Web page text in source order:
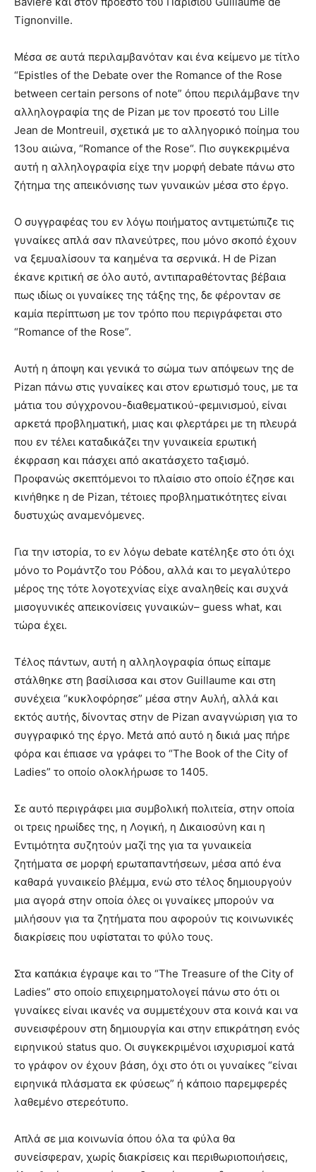
Tignonville.
Μέσα σε αυτά περιλαμβανόταν και ένα κείμενο με τίτλο
“Epistles of the Debate over the Romance of the Rose
between certain persons of note” όπου περιλάμβανε την
αλληλογραφία της de Pizan με τον προεστό του Lille
Jean de Montreuil, σχετικά με το αλληγορικό ποίημα του
13ου αιώνα, “Romance of the Rose“. Πιο συγκεκριμένα
αυτή η αλληλογραφία είχε την μορφή debate πάνω στο
ζήτημα της απεικόνισης των γυναικών μέσα στο έργο.
Ο συγγραφέας του εν λόγω ποιήματος αντιμετώπιζε τις
γυναίκες απλά σαν πλανεύτρες, που μόνο σκοπό έχουν
να ξεμυαλίσουν τα καημένα τα σερνικά. Η de Pizan
έκανε κριτική σε όλο αυτό, αντιπαραθέτοντας βέβαια
πως ιδίως οι γυναίκες της τάξης της, δε φέρονταν σε
καμία περίπτωση με τον τρόπο που περιγράφεται στο
“Romance of the Rose”.
Αυτή η άποψη και γενικά το σώμα των απόψεων της de
Pizan πάνω στις γυναίκες και στον ερωτισμό τους, με τα
μάτια του σύγχρονου-διαθεματικού-φεμινισμού, είναι
αρκετά προβληματική, μιας και φλερτάρει με τη πλευρά
που εν τέλει καταδικάζει την γυναικεία ερωτική
έκφραση και πάσχει από ακατάσχετο ταξισμό.
Προφανώς σκεπτόμενοι το πλαίσιο στο οποίο έζησε και
κινήθηκε η de Pizan, τέτοιες προβληματικότητες είναι
δυστυχώς αναμενόμενες.
Για την ιστορία, το εν λόγω debate κατέληξε στο ότι όχι
μόνο το Ρομάντζο του Ρόδου, αλλά και το μεγαλύτερο
μέρος της τότε λογοτεχνίας είχε αναληθείς και συχνά
μισογυνικές απεικονίσεις γυναικών– guess what, και
τώρα έχει.
Τέλος πάντων, αυτή η αλληλογραφία όπως είπαμε
στάλθηκε στη βασίλισσα και στον Guillaume και στη
συνέχεια “κυκλοφόρησε” μέσα στην Αυλή, αλλά και
εκτός αυτής, δίνοντας στην de Pizan αναγνώριση για το
συγγραφικό της έργο. Μετά από αυτό η δικιά μας πήρε
φόρα και έπιασε να γράφει το “The Book of the City of
Ladies” το οποίο ολοκλήρωσε το 1405.
Σε αυτό περιγράφει μια συμβολική πολιτεία, στην οποία
οι τρεις ηρωίδες της, η Λογική, η Δικαιοσύνη και η
Εντιμότητα συζητούν μαζί της για τα γυναικεία
ζητήματα σε μορφή ερωταπαντήσεων, μέσα από ένα
καθαρά γυναικείο βλέμμα, ενώ στο τέλος δημιουργούν
μια αγορά στην οποία όλες οι γυναίκες μπορούν να
μιλήσουν για τα ζητήματα που αφορούν τις κοινωνικές
διακρίσεις που υφίσταται το φύλο τους.
Στα καπάκια έγραψε και το “The Treasure of the City of
Ladies” στο οποίο επιχειρηματολογεί πάνω στο ότι οι
γυναίκες είναι ικανές να συμμετέχουν στα κοινά και να
συνεισφέρουν στη δημιουργία και στην επικράτηση ενός
ειρηνικού status quo. Οι συγκεκριμένοι ισχυρισμοί κατά
το γράφον ον έχουν βάση, όχι στο ότι οι γυναίκες “είναι
ειρηνικά πλάσματα εκ φύσεως” ή κάποιο παρεμφερές
λαθεμένο στερεότυπο.
Απλά σε μια κοινωνία όπου όλα τα φύλα θα
συνείσφεραν, χωρίς διακρίσεις και περιθωριοποιήσεις,